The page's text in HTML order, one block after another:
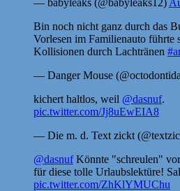
Bin noch nicht ganz durch das
Vorlesen im Familienauto führte
Kollisionen durch Lachtränen
— Danger Mouse
kichert haltlos, weil @dasnuf.
pic.twitter.com/Jj8uEwEIA8
— Die m. d. Text zickt
@dasnufKönnte "schreulen"
für diese tolle Urlaubslektüre!
pic.twitter.com/ZhKlYMUChu